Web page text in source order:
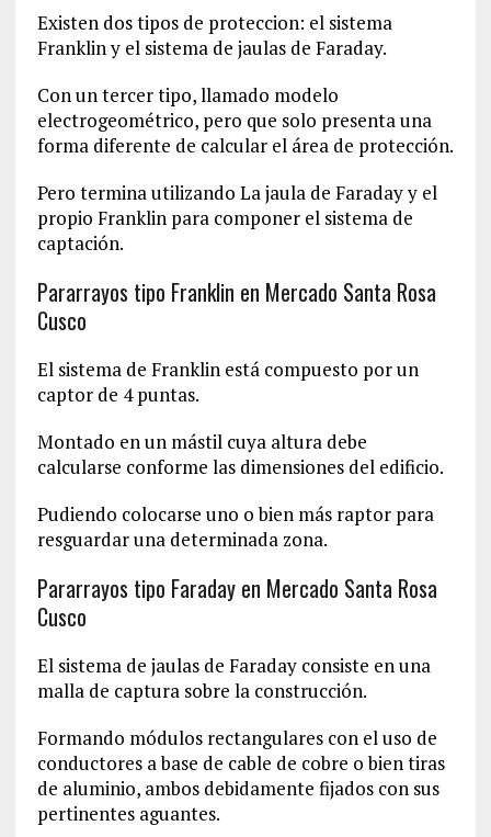
Existen dos tipos de proteccion: el sistema
Franklin y el sistema de jaulas de Faraday.
Con un tercer tipo, llamado modelo
electrogeométrico, pero que solo presenta una
forma diferente de calcular el área de protección.
Pero termina utilizando La jaula de Faraday y el
propio Franklin para componer el sistema de
captación.
Pararrayos tipo Franklin en Mercado Santa Rosa
Cusco
El sistema de Franklin está compuesto por un
captor de 4 puntas.
Montado en un mástil cuya altura debe
calcularse conforme las dimensiones del edificio.
Pudiendo colocarse uno o bien más raptor para
resguardar una determinada zona.
Pararrayos tipo Faraday en Mercado Santa Rosa
Cusco
El sistema de jaulas de Faraday consiste en una
malla de captura sobre la construcción.
Formando módulos rectangulares con el uso de
conductores a base de cable de cobre o bien tiras
de aluminio, ambos debidamente fijados con sus
pertinentes aguantes.